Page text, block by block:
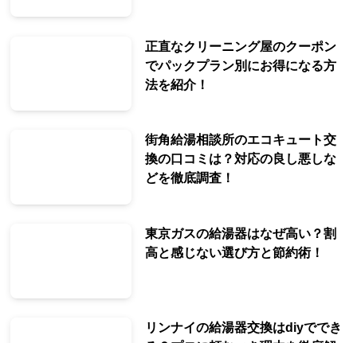
正直なクリーニング屋のクーポン
でパックプラン別にお得になる方
法を紹介！
街角給湯相談所のエコキュート交
換の口コミは？対応の良し悪しな
どを徹底調査！
東京ガスの給湯器はなぜ高い？割
高と感じない選び方と節約術！
リンナイの給湯器交換はdiyででき